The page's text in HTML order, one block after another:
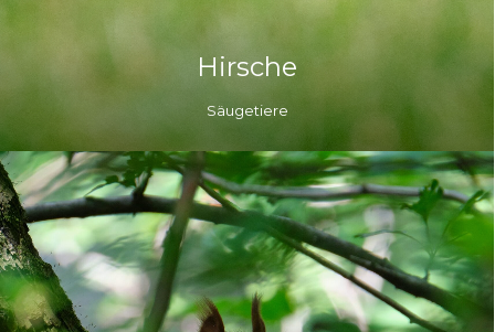
Hirsche
Säugetiere